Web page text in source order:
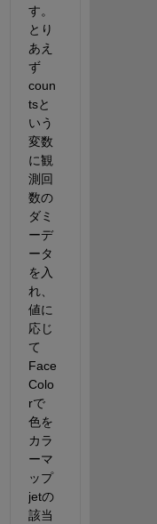
す。
とり
あえ
ず
coun
tsと
いう
変数
に観
測回
数の
ダミ
ーデ
ータ
を入
れ、
値に
応じ
て
Face
Colo
rで
色を
カラ
ーマ
ップ
jetの
該当